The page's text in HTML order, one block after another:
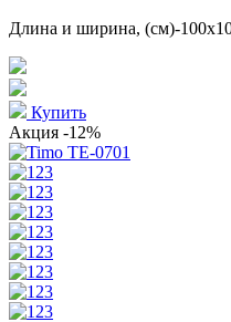
Длина и ширина, (см)-
Купить
Акция -12%